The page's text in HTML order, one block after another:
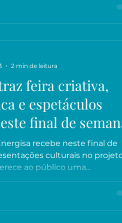
feira criativa,
e espetáculos
final de
recebe neste final de
culturais no
ao público uma...
2 min de leitura